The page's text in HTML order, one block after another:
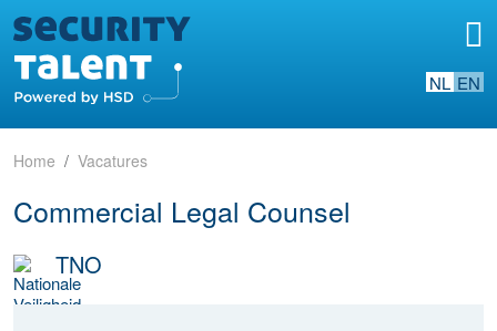
NL EN
Home Vacatures
Commercial Legal Counsel
TNO